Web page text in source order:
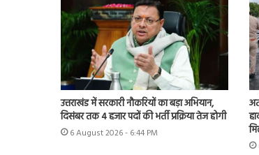
उत्तराखंड में सरकारी नौकरियों का बड़ा अभियान,
दिसंबर तक 4 हजार पदों की भर्ती प्रक्रिया तेज होगी
6 August 2026 - 6:44 PM